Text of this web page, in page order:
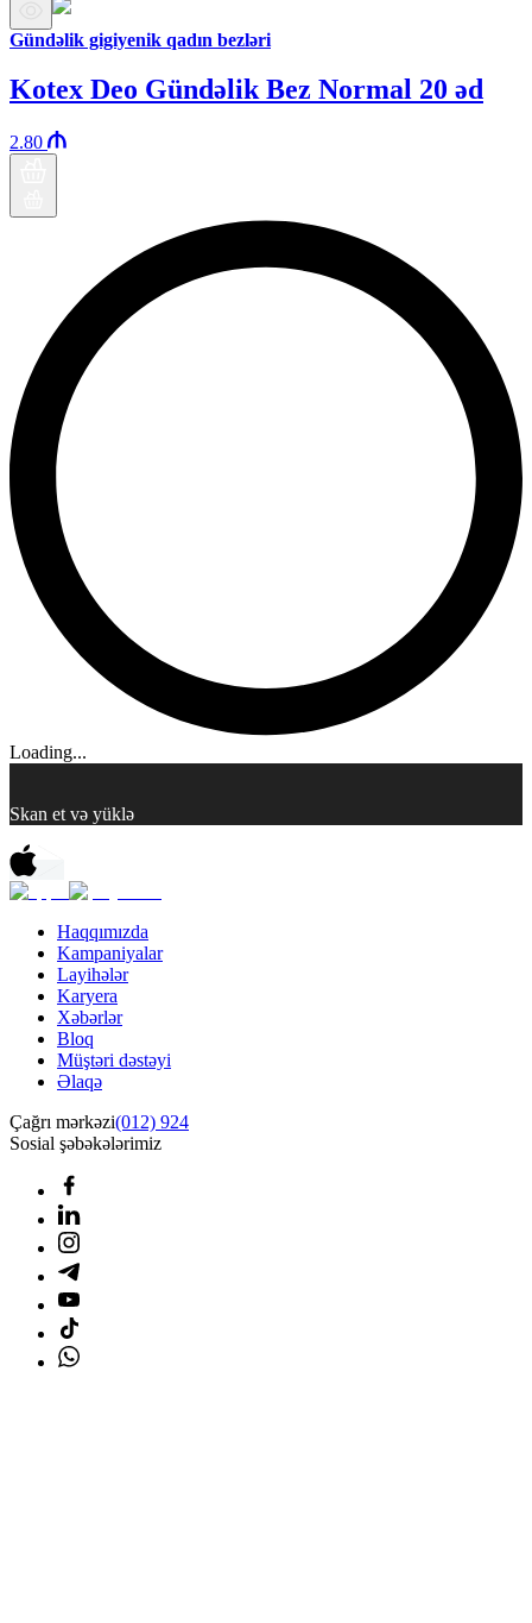
Gündəlik gigiyenik qadın bezləri
Kotex Deo Gündəlik Bez Normal 20 əd
2.80
Loading...
Skan et və yüklə
Haqqımızda
Kampaniyalar
Layihələr
Karyera
Xəbərlər
Bloq
Müştəri dəstəyi
Əlaqə
Çağrı mərkəzi(012) 924
Sosial şəbəkələrimiz